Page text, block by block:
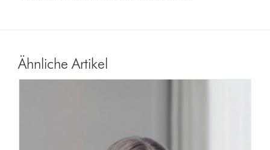
Ähnliche Artikel